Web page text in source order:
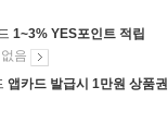
1~3% YES포인트 적립
음
앱카드 발급시 1만원 상품권